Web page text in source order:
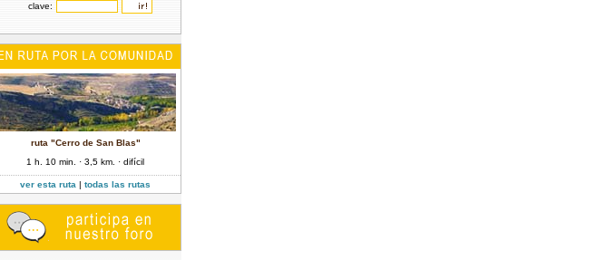
clave:
ruta "Cerro de San Blas"
1 h. 10 min. · 3,5 km. · difícil
ver esta ruta | todas las rutas